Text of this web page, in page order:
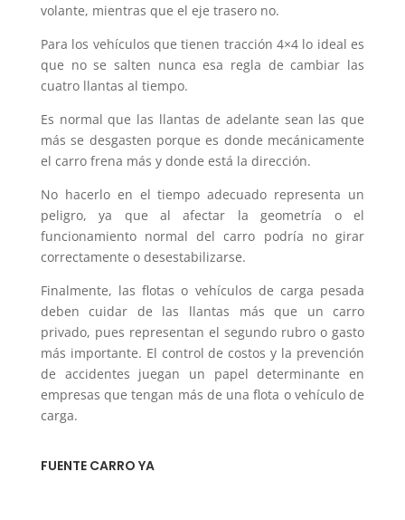
volante, mientras que el eje trasero no.
Para los vehículos que tienen tracción 4×4 lo ideal es
que no se salten nunca esa regla de cambiar las
cuatro llantas al tiempo.
Es normal que las llantas de adelante sean las que
más se desgasten porque es donde mecánicamente
el carro frena más y donde está la dirección.
No hacerlo en el tiempo adecuado representa un
peligro, ya que al afectar la geometría o el
funcionamiento normal del carro podría no girar
correctamente o desestabilizarse.
Finalmente, las flotas o vehículos de carga pesada
deben cuidar de las llantas más que un carro
privado, pues representan el segundo rubro o gasto
más importante. El control de costos y la prevención
de accidentes juegan un papel determinante en
empresas que tengan más de una flota o vehículo de
carga.
FUENTE CARRO YA